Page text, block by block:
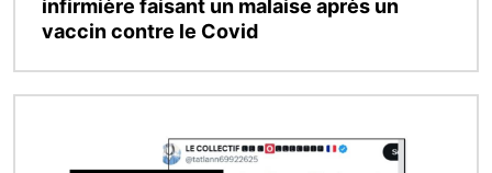
infirmière faisant un malaise après un
vaccin contre le Covid